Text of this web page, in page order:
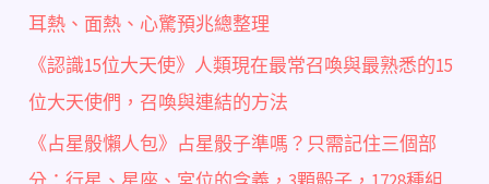
耳熱、面熱、心驚預兆總整理
《認識15位大天使》人類現在最常召喚與最熟悉的15
位大天使們，召喚與連結的方法
《占星骰懶人包》占星骰子準嗎？只需記住三個部